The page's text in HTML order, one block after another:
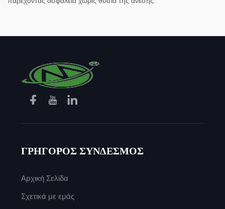
ΓΡΗΓΟΡΟΣ ΣΥΝΔΕΣΜΟΣ
Αρχική Σελίδα
Σχετικά με εμάς